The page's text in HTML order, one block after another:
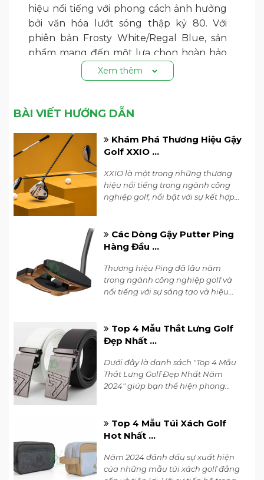
hiệu nổi tiếng với phong cách ảnh hưởng
bởi văn hóa lướt sóng thập kỷ 80. Với
phiên bản Frosty White/Regal Blue, sản
phẩm mang đến một lựa chọn hoàn hảo
cho những người yêu thể thao và thời
Thiết kế của PUMA DUVIN GS-FAST là
một sự kết hợp tuyệt vời giữa vẻ đẹp tươi
mới của Florida và phong cách thư giãn
của California thập kỷ 80. Đây là một sản
phẩm thời trang thể thao đặc biệt, lấy
cảm hứng từ văn hóa lướt sóng thập kỷ
80, với sự kết hợp của các yếu tố độc đáo,
tươi mới cho người sử dụng.
Giày Golf Puma Duvin GS-FAST Frosty White-Regal
Xem thêm
BÀI VIẾT HƯỚNG DẪN
Khám Phá Thương Hiệu Gậy
Golf XXIO ...
XXIO là một trong những thương
hiệu nổi tiếng trong ngành công
nghiệp golf, nổi bật với sự kết hợp
Các Dòng Gậy Putter Ping
Hàng Đầu ...
Thương hiệu Ping đã lâu năm
trong ngành công nghiệp golf và
nổi tiếng với sự sáng tạo và hiệu
Ping hàng đầu hiện nay.
Top 4 Mẫu Thắt Lưng Golf
Đẹp Nhất ...
Dưới đây là danh sách "Top 4 Mẫu
Thắt Lưng Golf Đẹp Nhất Năm
2024" giúp bạn thể hiện phong
Top 4 Mẫu Túi Xách Golf
Hot Nhất ...
Năm 2024 đánh dấu sự xuất hiện
của những mẫu túi xách golf đẳng